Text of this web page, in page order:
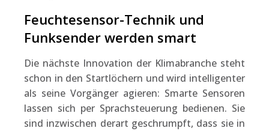
Feuchtesensor-Technik und
Funksender werden smart
Die nächste Innovation der Klimabranche steht
schon in den Startlöchern und wird intelligenter
als seine Vorgänger agieren: Smarte Sensoren
lassen sich per Sprachsteuerung bedienen. Sie
sind inzwischen derart geschrumpft, dass sie in